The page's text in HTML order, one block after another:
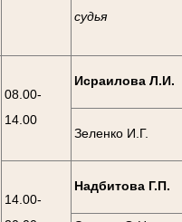
судья
08.00-
14.00
Исраилова Л.И.
Зеленко И.Г.
14.00-
Надбитова Г.П.